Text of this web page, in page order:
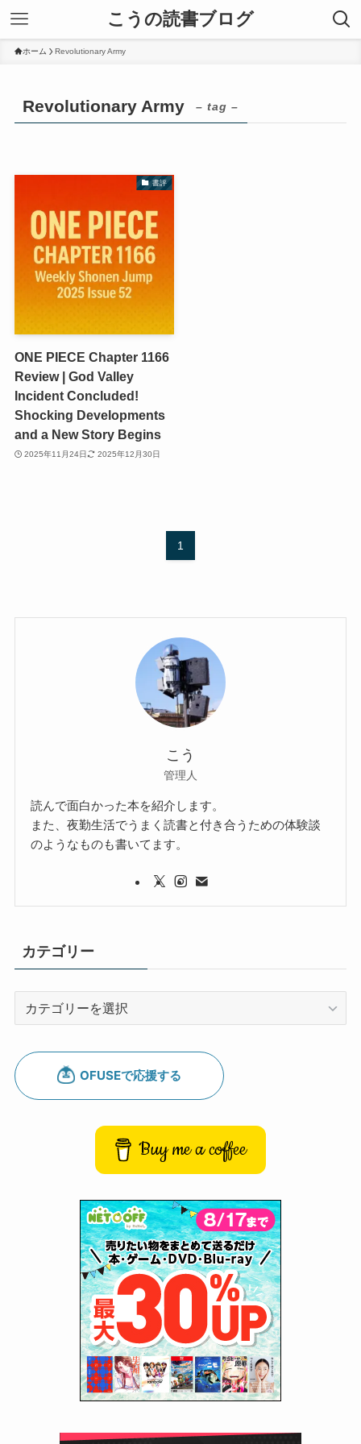
こうの読書ブログ
ホーム Revolutionary Army
Revolutionary Army – tag –
書評
ONE PIECE Chapter 1166
Review | God Valley
Incident Concluded!
Shocking Developments
and a New Story Begins
2025年11月24日 2025年12月30日
1
こう
管理人
読んで面白かった本を紹介します。
また、夜勤生活でうまく読書と付き合うための体験談
のようなものも書いてます。
カテゴリー
リ
ー
Buy me a coffee